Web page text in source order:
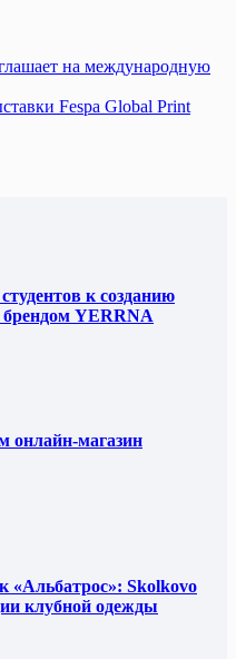
на международную
Fespa Global Print
к созданию
брендом YERRNA
онлайн-магазин
«Альбатрос»: Skolkovo
клубной одежды